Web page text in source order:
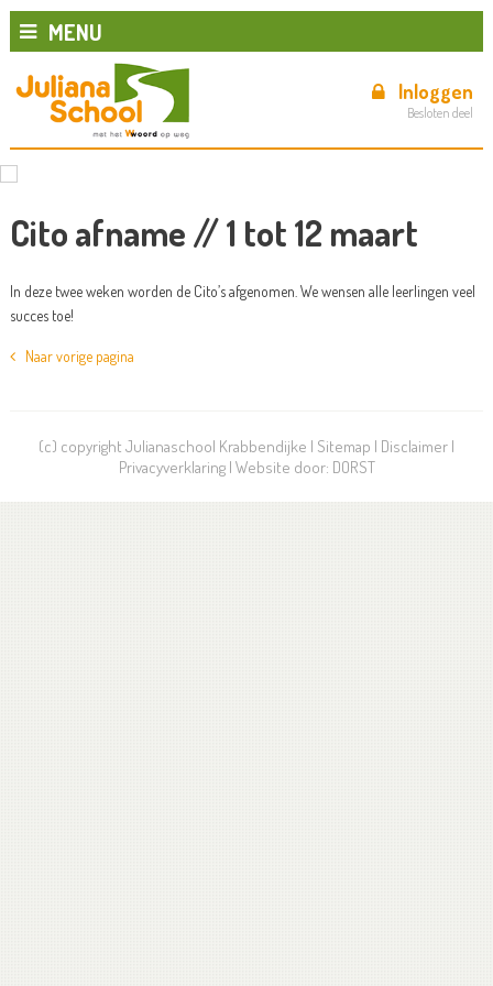
MENU
Inloggen
Besloten deel
Cito afname // 1 tot 12 maart
In deze twee weken worden de Cito’s afgenomen. We wensen alle leerlingen veel
succes toe!
Naar vorige pagina
(c) copyright Julianaschool Krabbendijke | Sitemap | Disclaimer |
Privacyverklaring| Website door: DORST